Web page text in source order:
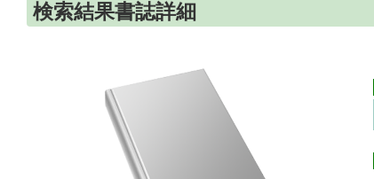
検索結果書誌詳細